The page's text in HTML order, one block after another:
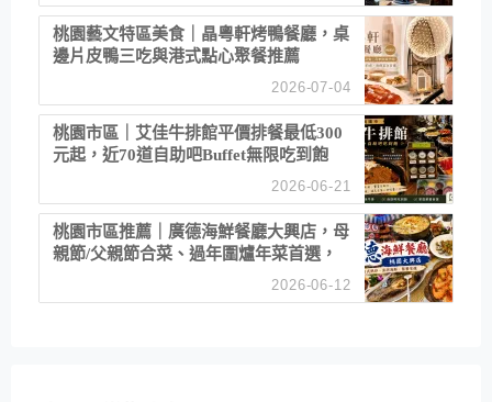
桃園藝文特區美食｜晶粵軒烤鴨餐廳，桌
邊片皮鴨三吃與港式點心聚餐推薦
2026-07-04
桃園市區｜艾佳牛排館平價排餐最低300
元起，近70道自助吧Buffet無限吃到飽
2026-06-21
桃園市區推薦｜廣德海鮮餐廳大興店，母
親節/父親節合菜、過年圍爐年菜首選，
2026-06-12